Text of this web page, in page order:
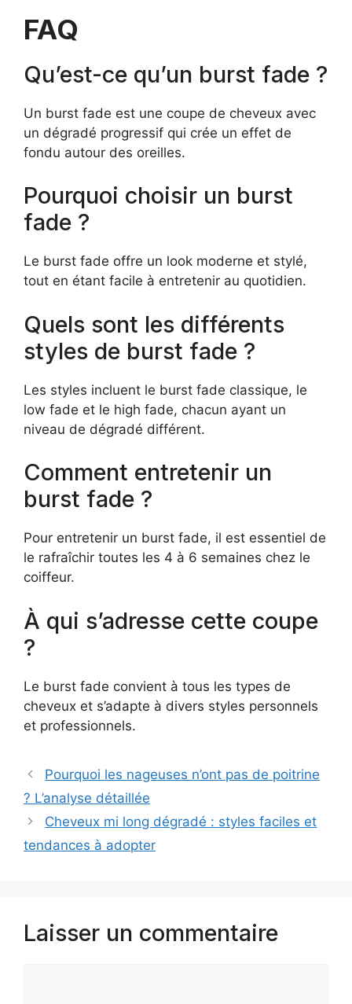
FAQ
Qu’est-ce qu’un burst fade ?
Un burst fade est une coupe de cheveux avec
un dégradé progressif qui crée un effet de
fondu autour des oreilles.
Pourquoi choisir un burst
fade ?
Le burst fade offre un look moderne et stylé,
tout en étant facile à entretenir au quotidien.
Quels sont les différents
styles de burst fade ?
Les styles incluent le burst fade classique, le
low fade et le high fade, chacun ayant un
niveau de dégradé différent.
Comment entretenir un
burst fade ?
Pour entretenir un burst fade, il est essentiel de
le rafraîchir toutes les 4 à 6 semaines chez le
coiffeur.
À qui s’adresse cette coupe
?
Le burst fade convient à tous les types de
cheveux et s’adapte à divers styles personnels
et professionnels.
Pourquoi les nageuses n’ont pas de poitrine
? L’analyse détaillée
Cheveux mi long dégradé : styles faciles et
tendances à adopter
Laisser un commentaire